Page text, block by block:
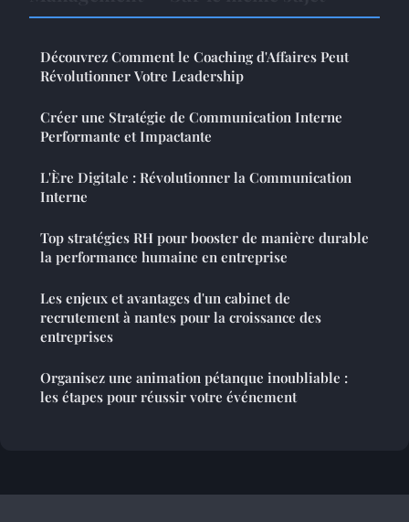
Découvrez Comment le Coaching d'Affaires Peut
Révolutionner Votre Leadership
Créer une Stratégie de Communication Interne
Performante et Impactante
L'Ère Digitale : Révolutionner la Communication
Interne
Top stratégies RH pour booster de manière durable
la performance humaine en entreprise
Les enjeux et avantages d'un cabinet de
recrutement à nantes pour la croissance des
entreprises
Organisez une animation pétanque inoubliable :
les étapes pour réussir votre événement